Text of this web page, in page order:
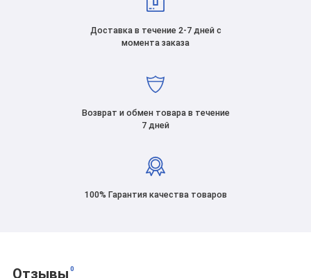
Доставка в течение 2-7 дней с
момента заказа
Возврат и обмен товара в течение
7 дней
100% Гарантия качества товаров
Отзывы 0